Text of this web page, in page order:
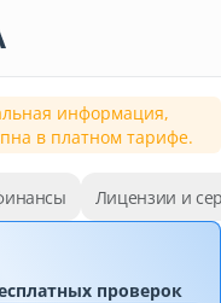
информация,
в платном тарифе.
Лицензии и
проверок